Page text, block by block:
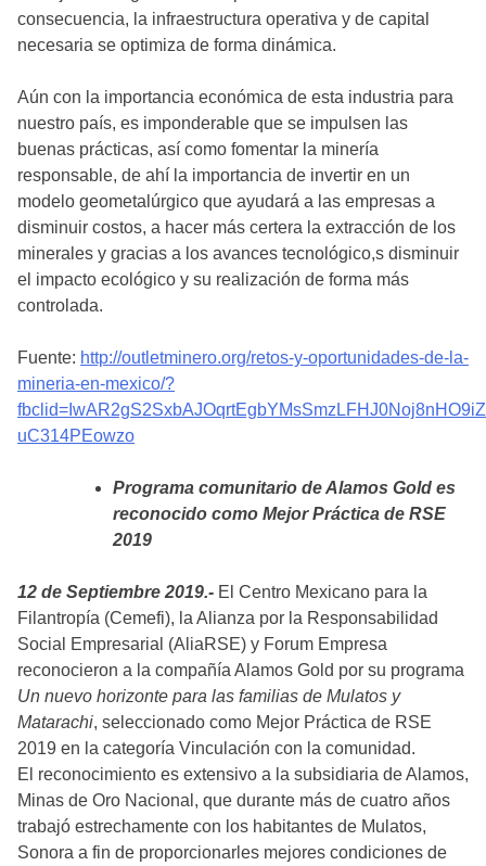
consecuencia, la infraestructura operativa y de capital
necesaria se optimiza de forma dinámica.
Aún con la importancia económica de esta industria para
nuestro país, es imponderable que se impulsen las
buenas prácticas, así como fomentar la minería
responsable, de ahí la importancia de invertir en un
modelo geometalúrgico que ayudará a las empresas a
disminuir costos, a hacer más certera la extracción de los
minerales y gracias a los avances tecnológico,s disminuir
el impacto ecológico y su realización de forma más
controlada.
Fuente: http://outletminero.org/retos-y-oportunidades-de-la-
mineria-en-mexico/?
uC314PEowzo
Programa comunitario de Alamos Gold es
reconocido como Mejor Práctica de RSE
2019
12 de Septiembre 2019.- El Centro Mexicano para la
Filantropía (Cemefi), la Alianza por la Responsabilidad
Social Empresarial (AliaRSE) y Forum Empresa
reconocieron a la compañía Alamos Gold por su programa
Un nuevo horizonte para las familias de Mulatos y
Matarachi, seleccionado como Mejor Práctica de RSE
2019 en la categoría Vinculación con la comunidad.
El reconocimiento es extensivo a la subsidiaria de Alamos,
Minas de Oro Nacional, que durante más de cuatro años
trabajó estrechamente con los habitantes de Mulatos,
Sonora a fin de proporcionarles mejores condiciones de